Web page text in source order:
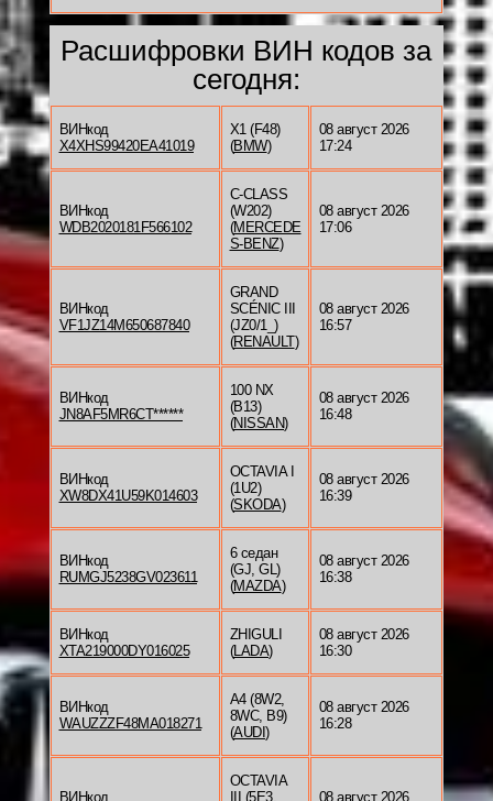
Расшифровки ВИН кодов за
сегодня:
ВИНкод
X4XHS99420EA41019
X1 (F48)
(BMW)
08 август 2026
17:24
ВИНкод
WDB2020181F566102
C-CLASS
(W202)
(MERCEDE
S-BENZ)
08 август 2026
17:06
ВИНкод
VF1JZ14M650687840
GRAND
SCÉNIC III
(JZ0/1_)
(RENAULT)
08 август 2026
16:57
ВИНкод
JN8AF5MR6CT******
100 NX
(B13)
(NISSAN)
08 август 2026
16:48
ВИНкод
XW8DX41U59K014603
OCTAVIA I
(1U2)
(SKODA)
08 август 2026
16:39
ВИНкод
RUMGJ5238GV023611
6 седан
(GJ, GL)
(MAZDA)
08 август 2026
16:38
ВИНкод
XTA219000DY016025
ZHIGULI
(LADA)
08 август 2026
16:30
ВИНкод
WAUZZZF48MA018271
A4 (8W2,
8WC, B9)
(AUDI )
08 август 2026
16:28
ВИНкод
OCTAVIA
III (5E3,
08 август 2026